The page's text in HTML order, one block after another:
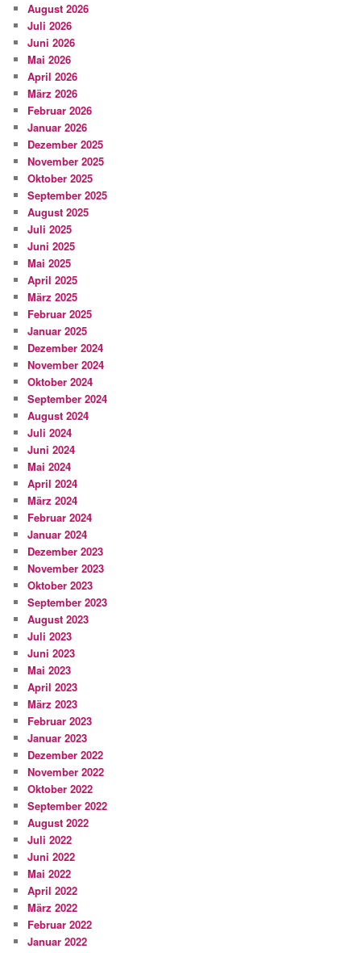
August 2026
Juli 2026
Juni 2026
Mai 2026
April 2026
März 2026
Februar 2026
Januar 2026
Dezember 2025
November 2025
Oktober 2025
September 2025
August 2025
Juli 2025
Juni 2025
Mai 2025
April 2025
März 2025
Februar 2025
Januar 2025
Dezember 2024
November 2024
Oktober 2024
September 2024
August 2024
Juli 2024
Juni 2024
Mai 2024
April 2024
März 2024
Februar 2024
Januar 2024
Dezember 2023
November 2023
Oktober 2023
September 2023
August 2023
Juli 2023
Juni 2023
Mai 2023
April 2023
März 2023
Februar 2023
Januar 2023
Dezember 2022
November 2022
Oktober 2022
September 2022
August 2022
Juli 2022
Juni 2022
Mai 2022
April 2022
März 2022
Februar 2022
Januar 2022